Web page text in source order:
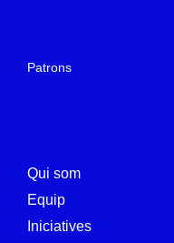
Patrons
Qui som
Equip
Iniciatives